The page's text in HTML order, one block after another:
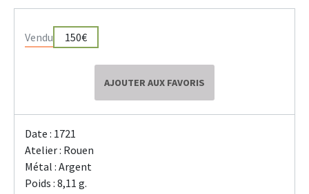
Vendu 150€
AJOUTER AUX FAVORIS
Date : 1721
Atelier : Rouen
Métal : Argent
Poids : 8,11 g.